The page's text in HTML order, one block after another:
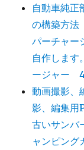
自動車純正
の構築方
パーチャー
自作しま
ージャー
動画撮影、
影、編集
古いサンバ
ャンピン